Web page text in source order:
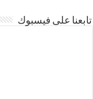
تابعنا على فيسبوك